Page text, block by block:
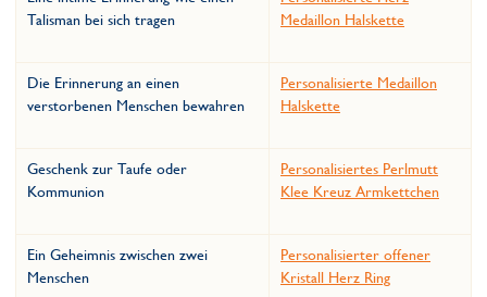
Talisman bei sich tragen
Medaillon Halskette
Die Erinnerung an einen
verstorbenen Menschen bewahren
Personalisierte Medaillon
Halskette
Geschenk zur Taufe oder
Kommunion
Personalisiertes Perlmutt
Klee Kreuz Armkettchen
Ein Geheimnis zwischen zwei
Menschen
Personalisierter offener
Kristall Herz Ring